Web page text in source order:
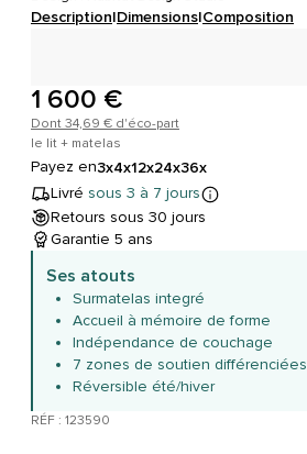
Description|Dimensions|Composition
1 600 €
Dont 34,69 € d'éco-part
le lit + matelas
Payez en3x4x12x24x36x
Livré sous 3 à 7 jours
Retours sous 30 jours
Garantie 5 ans
Ses atouts
Surmatelas integré
Accueil à mémoire de forme
Indépendance de couchage
7 zones de soutien différenciées
Réversible été/hiver
RÉF : 123590